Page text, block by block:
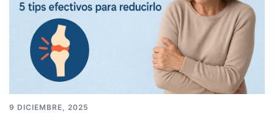
9 DICIEMBRE, 2025